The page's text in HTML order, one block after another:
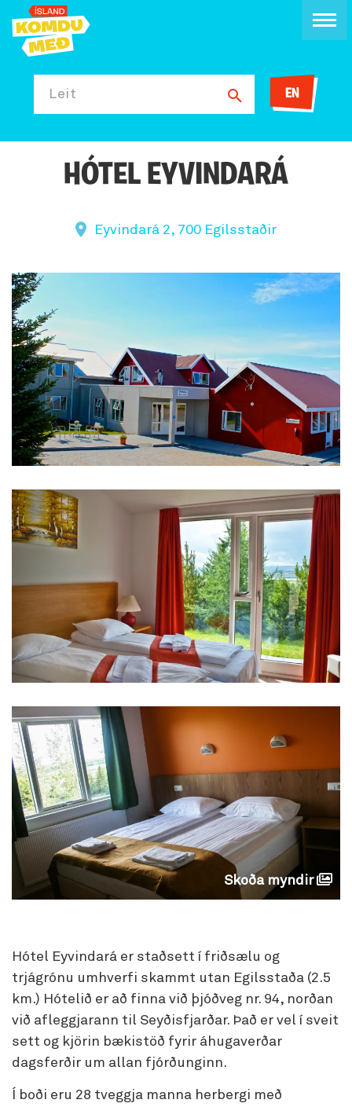
Leit EN
HÓTEL EYVINDARÁ
Eyvindará 2, 700 Egilsstaðir
Skoða myndir
Hótel Eyvindará er staðsett í friðsælu og
trjágrónu umhverfi skammt utan Egilsstaða (2.5
km.) Hótelið er að finna við þjóðveg nr. 94, norðan
við afleggjarann til Seyðisfjarðar. Það er vel í sveit
sett og kjörin bækistöð fyrir áhugaverðar
dagsferðir um allan fjórðunginn.
Í boði eru 28 tveggja manna herbergi með